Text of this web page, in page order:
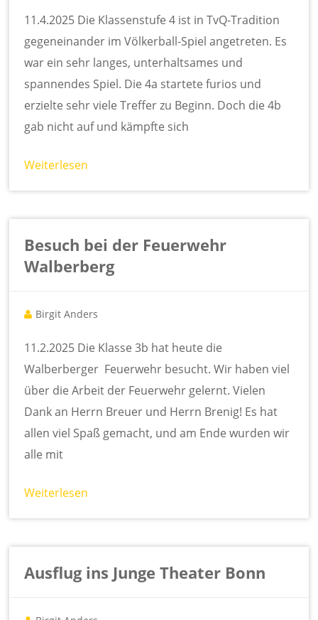
11.4.2025 Die Klassenstufe 4 ist in TvQ-Tradition
gegeneinander im Völkerball-Spiel angetreten. Es
war ein sehr langes, unterhaltsames und
spannendes Spiel. Die 4a startete furios und
erzielte sehr viele Treffer zu Beginn. Doch die 4b
gab nicht auf und kämpfte sich
Weiterlesen
Besuch bei der Feuerwehr
Walberberg
Birgit Anders
11.2.2025 Die Klasse 3b hat heute die
Walberberger Feuerwehr besucht. Wir haben viel
über die Arbeit der Feuerwehr gelernt. Vielen
Dank an Herrn Breuer und Herrn Brenig! Es hat
allen viel Spaß gemacht, und am Ende wurden wir
alle mit
Weiterlesen
Ausflug ins Junge Theater Bonn